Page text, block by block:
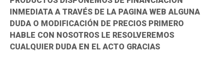
INMEDIATA A TRAVÉS DE LA PAGINA WEB ALGUNA
DUDA O MODIFICACIÓN DE PRECIOS PRIMERO
HABLE CON NOSOTROS LE RESOLVEREMOS
CUALQUIER DUDA EN EL ACTO GRACIAS